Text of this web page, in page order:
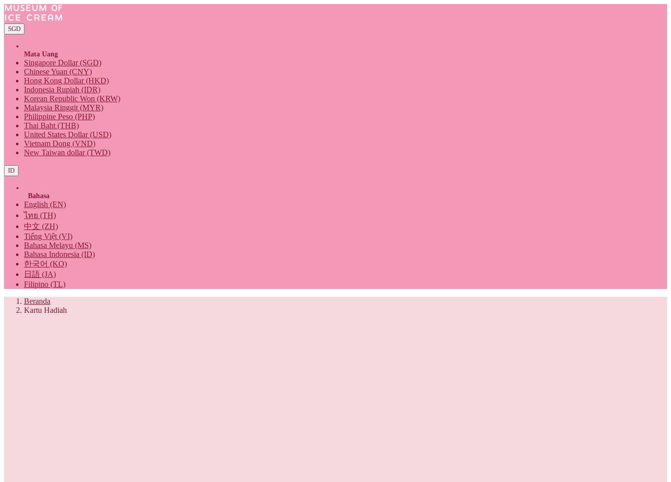
SGD
Mata Uang
Singapore Dollar (SGD)
Chinese Yuan (CNY)
Hong Kong Dollar (HKD)
Indonesia Rupiah (IDR)
Korean Republic Won (KRW)
Malaysia Ringgit (MYR)
Philippine Peso (PHP)
Thai Baht (THB)
United States Dollar (USD)
Vietnam Dong (VND)
New Taiwan dollar (TWD)
ID
Bahasa
English (EN)
ไทย (TH)
中文 (ZH)
Tiếng Việt (VI)
Bahasa Melayu (MS)
Bahasa Indonesia (ID)
한국어 (KO)
日語 (JA)
Filipino (TL)
Beranda
Kartu Hadiah